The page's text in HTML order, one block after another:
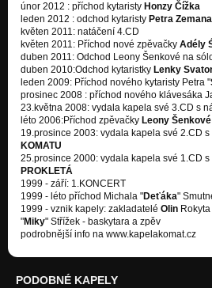
únor 2012 : příchod kytaristy Honzy Čížka
leden 2012 : odchod kytaristy Petra Zemana
květen 2011: natáčení 4.CD
květen 2011: Příchod nové zpěvačky Adély
duben 2011: Odchod Leony Šenkové na
duben 2010:Odchod kytaristky Lenky
leden 2009: Příchod nového kytaristy Petra "
prosinec 2008 : příchod nového klávesáka
23.května 2008: vydala kapela své 3.CD s
léto 2006:Příchod zpěvačky Leony Šenkové
19.prosince 2003: vydala kapela své 2.CD s
KOMATU
25.prosince 2000: vydala kapela své 1.CD s
PROKLETÁ
1999 - září: 1.KONCERT
1999 - léto příchod Michala "Deťáka"
1999 - vznik kapely: zakladatelé Olin
"Miky" Střížek - baskytara a zpěv
podrobnější info na www.kapelakomat.cz
PODOBNÉ KAPELY